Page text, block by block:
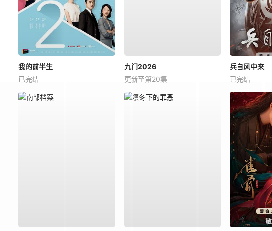
我的前半生
已完结
九门2026
更新至第20集
兵自风中来
已完结